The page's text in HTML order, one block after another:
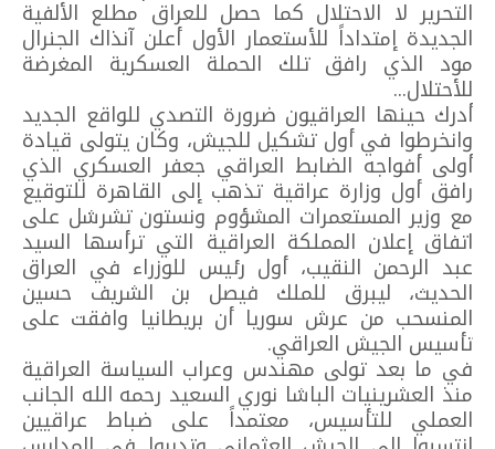
التحرير لا الاحتلال كما حصل للعراق مطلع الألفية
الجديدة إمتداداً للأستعمار الأول أعلن آنذاك الجنرال
مود الذي رافق تلك الحملة العسكرية المغرضة
للأحتلال...
أدرك حينها العراقيون ضرورة التصدي للواقع الجديد
وانخرطوا في أول تشكيل للجيش، وكان يتولى قيادة
أولى أفواجه الضابط العراقي جعفر العسكري الذي
رافق أول وزارة عراقية تذهب إلى القاهرة للتوقيع
مع وزير المستعمرات المشؤوم ونستون تشرشل على
اتفاق إعلان المملكة العراقية التي ترأسها السيد
عبد الرحمن النقيب، أول رئيس للوزراء في العراق
الحديث، ليبرق للملك فيصل بن الشريف حسين
المنسحب من عرش سوريا أن بريطانيا وافقت على
تأسيس الجيش العراقي.
في ما بعد تولى مهندس وعراب السياسة العراقية
منذ العشرينيات الباشا نوري السعيد رحمه الله الجانب
العملي للتأسيس، معتمداً على ضباط عراقيين